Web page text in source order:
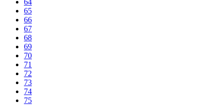
65
66
67
68
69
70
71
72
73
74
75